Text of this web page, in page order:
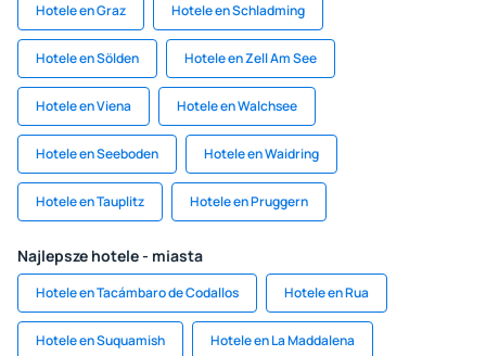
Hotele en Graz Hotele en Schladming
Hotele en Sölden Hotele en Zell Am See
Hotele en Viena Hotele en Walchsee
Hotele en Seeboden Hotele en Waidring
Hotele en Tauplitz Hotele en Pruggern
Najlepsze hotele - miasta
Hotele en Tacámbaro de Codallos Hotele en Rua
Hotele en Suquamish Hotele en La Maddalena